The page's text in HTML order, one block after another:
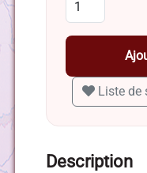
Liste de
Description